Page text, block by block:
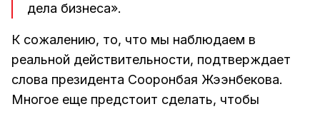
дела бизнеса».
К сожалению, то, что мы наблюдаем в
реальной действительности, подтверждает
слова президента Сооронбая Жээнбекова.
Многое еще предстоит сделать, чтобы